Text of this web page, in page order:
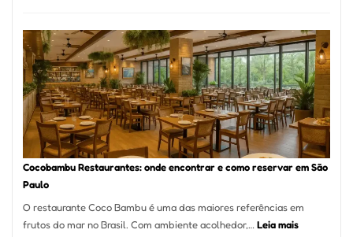
Melhores
Restaurantes
em
São
Paulo:
Um
Guia
Definitivo
Alta
Gastronomia
Cocobambu Restaurantes: onde encontrar e como reservar em São
Paulo
O restaurante Coco Bambu é uma das maiores referências em
frutos do mar no Brasil. Com ambiente acolhedor,… Leia mais: